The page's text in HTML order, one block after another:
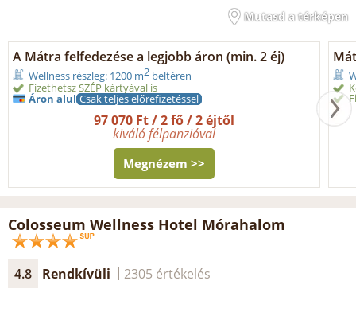
Mutasd a térképen
A Mátra felfedezése a legjobb áron (min. 2 éj)
Wellness részleg: 1200 m2 beltéren
Fizethetsz SZÉP kártyával is
Áron alul Csak teljes előrefizetéssel
97 070 Ft / 2 fő / 2 éjtől
kiváló félpanzióval
Megnézem >>
Colosseum Wellness Hotel Mórahalom
4.8 Rendkívüli 2305 értékelés